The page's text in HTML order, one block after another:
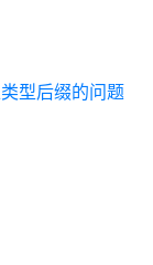
型后缀的问题